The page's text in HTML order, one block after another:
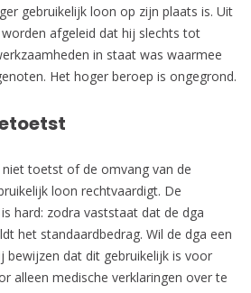
gebruikelijk loon op zijn plaats is. Uit
afgeleid dat hij slechts tot
in staat was waarmee
Het hoger beroep is ongegrond.
toetst of de omvang van de
loon rechtvaardigt. De
hard: zodra vaststaat dat de dga
het standaardbedrag. Wil de dga een
bewijzen dat dit gebruikelijk is voor
alleen medische verklaringen over te